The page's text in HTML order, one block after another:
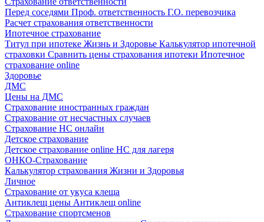
Перед соседями Проф. ответственность Г.О. перевозчика
Расчет страхования ответственности
Ипотечное страхование
Титул при ипотеке Жизнь и Здоровье Калькулятор ипотечной
страховки Сравнить цены страхования ипотеки Ипотечное
страхование online
Здоровье
ДМС
Цены на ДМС
Страхование иностранных граждан
Страхование от несчастных случаев
Страхование НС онлайн
Детское страхование
Детское страхование online НС для лагеря
ОНКО-Страхование
Калькулятор страхования Жизни и Здоровья
Личное
Страхование от укуса клеща
Антиклещ цены Антиклещ online
Страхование спортсменов